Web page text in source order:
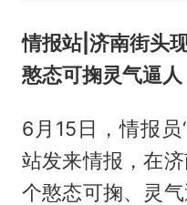
情报站|济南街头
憨态可掬灵气逼人
6月15日，情报员
站发来情报，在
个憨态可掬、灵